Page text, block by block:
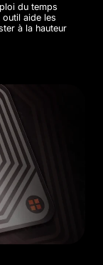
du temps
aide les
à la hauteur